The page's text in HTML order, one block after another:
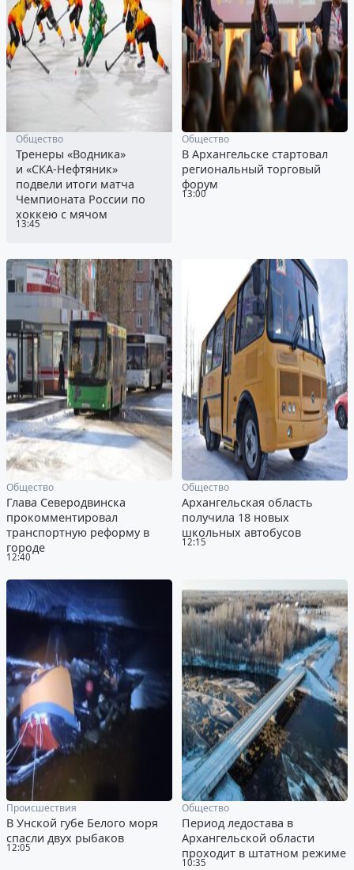
13:45
Общество
Тренеры «Водника»
и «СКА-Нефтяник»
подвели итоги матча
Чемпионата России по
хоккею с мячом
13:00
Общество
В Архангельске стартовал
региональный торговый
форум
12:40
Общество
Глава Северодвинска
прокомментировал
транспортную реформу в
городе
12:15
Общество
Архангельская область
получила 18 новых
школьных автобусов
12:05
Происшествия
В Унской губе Белого моря
спасли двух рыбаков
10:35
Общество
Период ледостава в
Архангельской области
проходит в штатном режиме